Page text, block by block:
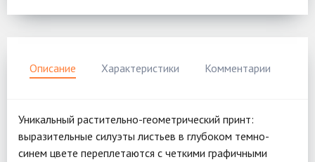
Описание Характеристики Комментарии
Уникальный растительно-геометрический принт:
выразительные силуэты листьев в глубоком темно-
синем цвете переплетаются с четкими графичными